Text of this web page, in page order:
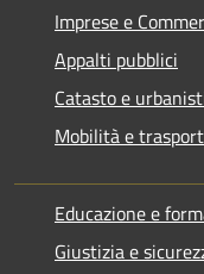
Imprese e
Appalti pubblici
Catasto e
Mobilità e
Educazione e
Giustizia e